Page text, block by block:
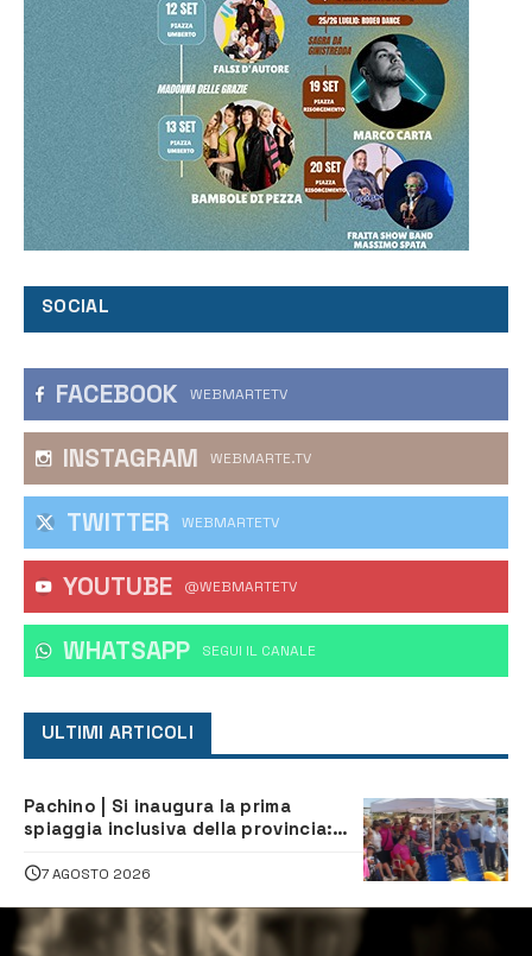
SOCIAL
FACEBOOK WEBMARTETV
INSTAGRAM WEBMARTE.TV
TWITTER WEBMARTETV
YOUTUBE @WEBMARTETV
WHATSAPP ‎SEGUI IL CANALE
ULTIMI ARTICOLI
Pachino | Si inaugura la prima
spiaggia inclusiva della provincia:
tutti
7 AGOSTO 2026